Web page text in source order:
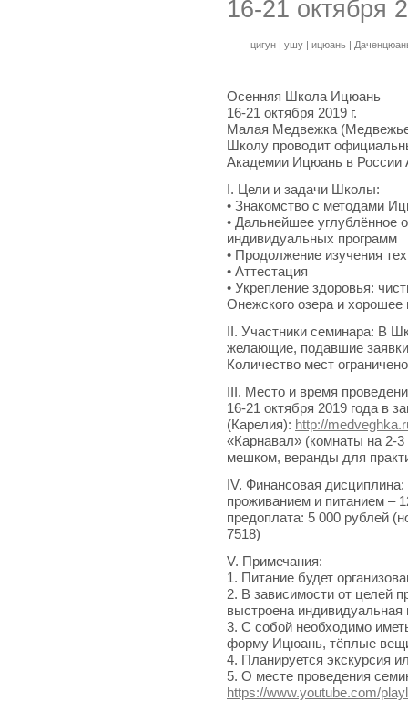
16-21 октября
цигун |ушу |ицюань
Осенняя Школа Ицюань
16-21 октября 2019 г.
Малая Медвежка
Школу проводит
Академии Ицюань в России
I. Цели и задачи Школы:
• Знакомство с методами
• Дальнейшее углублённое
индивидуальных программ
• Продолжение изучения
• Аттестация
• Укрепление здоровья:
Онежского озера и хорошее
II. Участники семинара: В
желающие, подавшие
Количество мест
III. Место и время
16-21 октября 2019 года в
(Карелия): http://
«Карнавал» (комнаты на 2-3
мешком, веранды для
IV. Финансовая
проживанием и питанием –
предоплата: 5 000 рублей
7518)
V. Примечания:
1. Питание будет
2. В зависимости от целей
выстроена индивидуальная
3. С собой необходимо
форму Ицюань, тёплые
4. Планируется экскурсия
5. О месте проведения
https://www.youtube.com/